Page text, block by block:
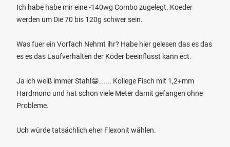
Ich habe habe mir eine -140wg Combo zugelegt. Koeder
werden um Die 70 bis 120g schwer sein.
Was fuer ein Vorfach Nehmt ihr? Habe hier gelesen das es das
es es das Laufverhalten der Köder beeinflusst kann ect.
Ja ich weiß immer Stahl😁...... Kollege Fisch mit 1,2+mm
Hardmono und hat schon viele Meter damit gefangen ohne
Probleme.
Uch würde tatsächlich eher Flexonit wählen.